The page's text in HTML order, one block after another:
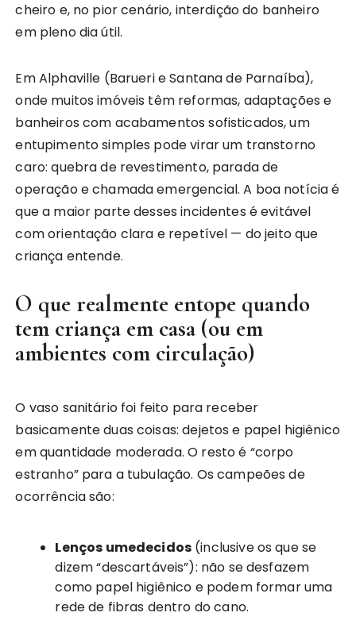
cheiro e, no pior cenário, interdição do banheiro
em pleno dia útil.
Em Alphaville (Barueri e Santana de Parnaíba),
onde muitos imóveis têm reformas, adaptações e
banheiros com acabamentos sofisticados, um
entupimento simples pode virar um transtorno
caro: quebra de revestimento, parada de
operação e chamada emergencial. A boa notícia é
que a maior parte desses incidentes é evitável
com orientação clara e repetível — do jeito que
criança entende.
O que realmente entope quando
tem criança em casa (ou em
ambientes com circulação)
O vaso sanitário foi feito para receber
basicamente duas coisas: dejetos e papel higiênico
em quantidade moderada. O resto é “corpo
estranho” para a tubulação. Os campeões de
ocorrência são:
Lenços umedecidos (inclusive os que se
dizem “descartáveis”): não se desfazem
como papel higiênico e podem formar uma
rede de fibras dentro do cano.